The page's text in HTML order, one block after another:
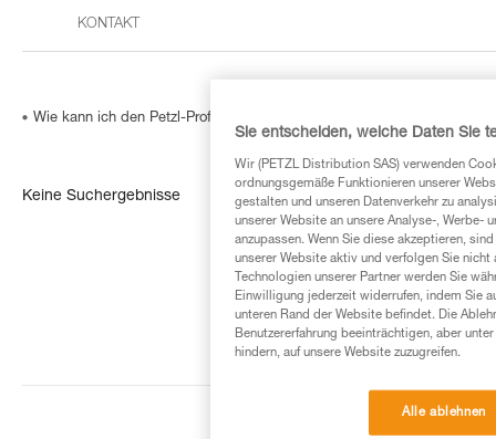
KONTAKT
Wie kann ich den Petzl-Professional Kundenservice kontaktieren?
Keine Suchergebnisse
Sie entscheiden, welche Daten Sie
Wir (PETZL Distribution SAS) verwenden
ordnungsgemäße Funktionieren unserer
gestalten und unseren Datenverkehr zu
unserer Website an unsere Analyse-, Werbe-
anzupassen. Wenn Sie diese akzeptieren,
unserer Website aktiv und verfolgen Sie
Technologien unserer Partner werden Sie
Einwilligung jederzeit widerrufen, indem Sie
unteren Rand der Website befindet. Die
Benutzererfahrung beeinträchtigen, aber
hindern, auf unsere Website zuzugreifen.
Alle ablehnen